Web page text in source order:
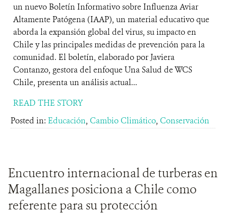
un nuevo Boletín Informativo sobre Influenza Aviar
Altamente Patógena (IAAP), un material educativo que
aborda la expansión global del virus, su impacto en
Chile y las principales medidas de prevención para la
comunidad. El boletín, elaborado por Javiera
Contanzo, gestora del enfoque Una Salud de WCS
Chile, presenta un análisis actual...
READ THE STORY
Posted in: Educación, Cambio Climático, Conservación
Encuentro internacional de turberas en
Magallanes posiciona a Chile como
referente para su protección